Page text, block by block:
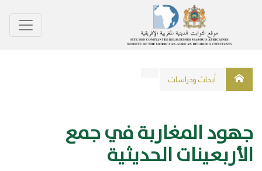
أبحاث ودراسات
جهود المغاربة في جمع
الأربعينات الحديثية